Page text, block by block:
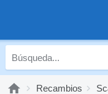
Recambios